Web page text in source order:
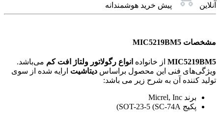
آنلاین پیش خرید هوشمندانه
مشخصات MIC5219BM5
MIC5219BM5 از خانواده انواع رگولاتور ولتاژ افت کم می‌باشد.
ویژگی‌های فنی این محصول براساس دیتاشیت ارایه شده از سوی
تولید کننده آن به شرح زیر می باشد:
برند Micrel, Inc
پکیج SOT-23-5 (SC-74A)